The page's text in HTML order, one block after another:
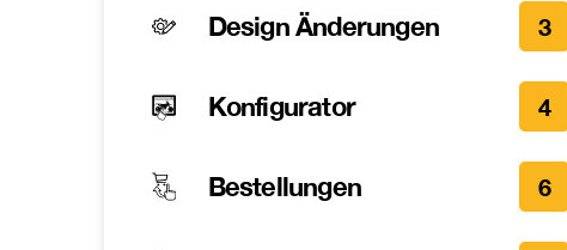
Design Änderungen 3
Konfigurator 4
Bestellungen 6